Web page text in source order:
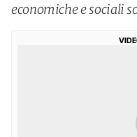
economiche e sociali